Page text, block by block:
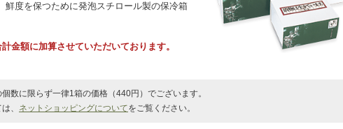
鮮度を保つために発泡スチロール製の保冷箱
金額に加算させていただいております。
数に限らず一律1箱の価格（440円）でございます。
、 ネットショッピングについてをご覧ください。